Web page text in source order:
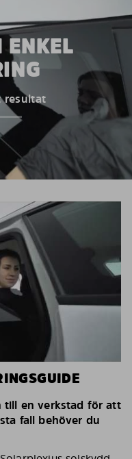
ENKEL
resultat
till en verkstad för att
fall behöver du